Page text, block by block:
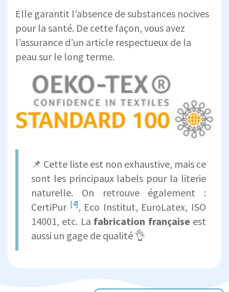
Elle garantit l’absence de substances nocives
pour la santé. De cette façon, vous avez
l’assurance d’un article respectueux de la
peau sur le long terme.
📌 Cette liste est non exhaustive, mais ce
sont les principaux labels pour la literie
naturelle. On retrouve également :
CertiPur [4], Eco Institut, EuroLatex, ISO
14001, etc. La fabrication française est
aussi un gage de qualité 👌